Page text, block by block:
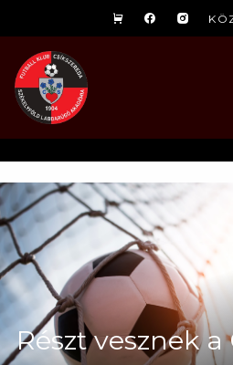
Részt vesznek